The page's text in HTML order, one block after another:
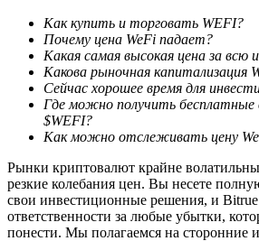
Эксклюзивные инвестиции для
Кредиты
Сервис заимствований,
Как купить и торговать WEFI?
Почему цена WeFi падает?
Какая самая высокая цена за всю
Какова рыночная капитализация
Сейчас хорошее время для
Где можно получить бесплатные
$WEFI?
Как можно отслеживать цену
Рынки криптовалют крайне
резкие колебания цен. Вы несете
свои инвестиционные решения, и Bitrue
ответственности за любые убытки,
понести. Мы полагаемся на сторонние